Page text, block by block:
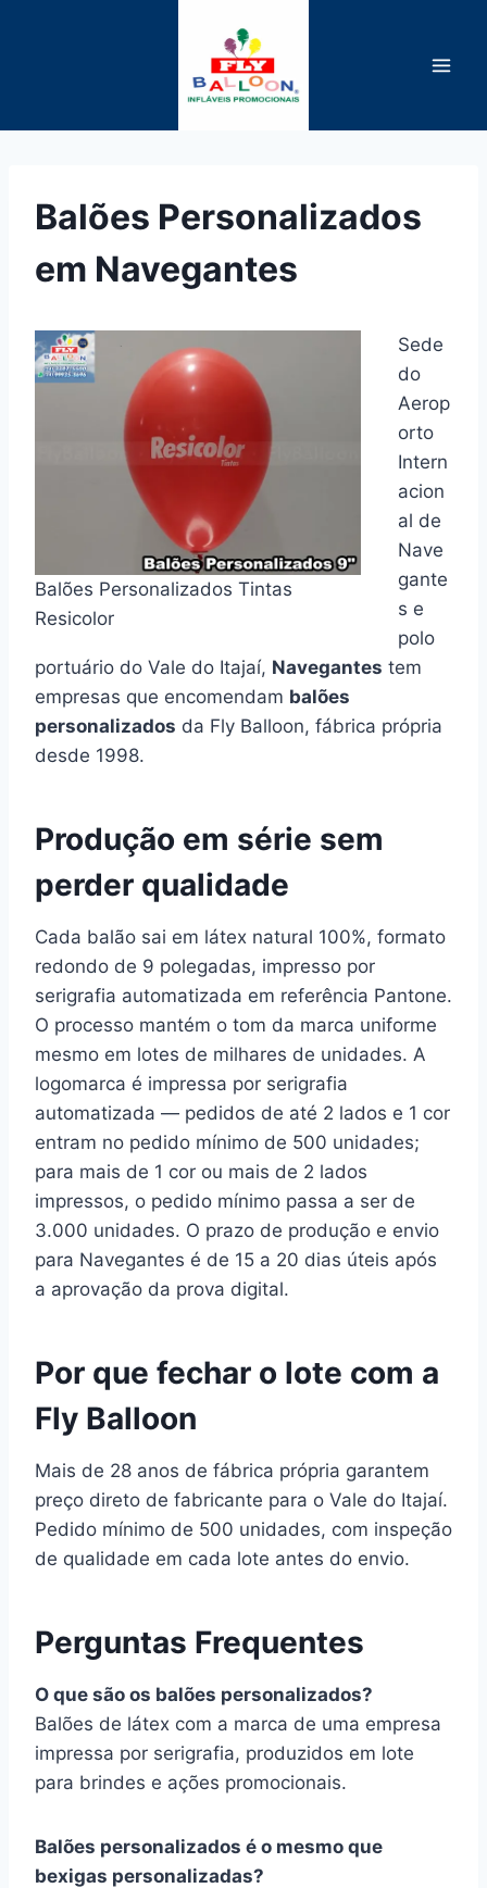
Balões Personalizados
em Navegantes
Balões Personalizados Tintas
Resicolor
Sede
do
Aerop
orto
Intern
acion
al de
Nave
gante
s e
polo
portuário do Vale do Itajaí, Navegantes tem
empresas que encomendam balões
personalizados da Fly Balloon, fábrica própria
desde 1998.
Produção em série sem
perder qualidade
Cada balão sai em látex natural 100%, formato
redondo de 9 polegadas, impresso por
serigrafia automatizada em referência Pantone.
O processo mantém o tom da marca uniforme
mesmo em lotes de milhares de unidades. A
logomarca é impressa por serigrafia
automatizada — pedidos de até 2 lados e 1 cor
entram no pedido mínimo de 500 unidades;
para mais de 1 cor ou mais de 2 lados
impressos, o pedido mínimo passa a ser de
3.000 unidades. O prazo de produção e envio
para Navegantes é de 15 a 20 dias úteis após
a aprovação da prova digital.
Por que fechar o lote com a
Fly Balloon
Mais de 28 anos de fábrica própria garantem
preço direto de fabricante para o Vale do Itajaí.
Pedido mínimo de 500 unidades, com inspeção
de qualidade em cada lote antes do envio.
Perguntas Frequentes
O que são os balões personalizados?
Balões de látex com a marca de uma empresa
impressa por serigrafia, produzidos em lote
para brindes e ações promocionais.
Balões personalizados é o mesmo que
bexigas personalizadas?